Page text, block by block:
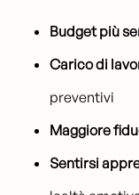
Budget più
Carico di
preventivi
Maggiore
Sentirsi